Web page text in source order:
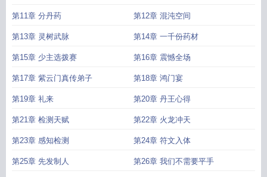
第11章 分丹药 第12章 混沌空间
第13章 灵树武脉 第14章 一千份药材
第15章 少主选拨赛 第16章 震憾全场
第17章 紫云门真传弟子 第18章 鸿门宴
第19章 礼来 第20章 丹王心得
第21章 检测天赋 第22章 火龙冲天
第23章 感知检测 第24章 符文入体
第25章 先发制人 第26章 我们不需要平手